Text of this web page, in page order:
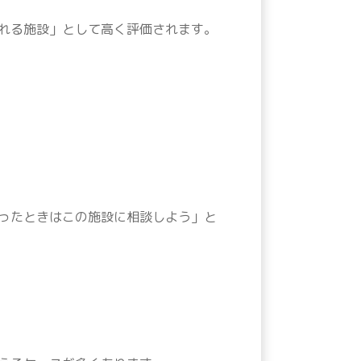
施設」として高く評価されます。
たときはこの施設に相談しよう」と